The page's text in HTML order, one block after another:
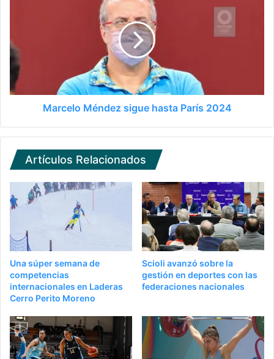
Marcelo Méndez sigue hasta París 2024
Artículos Relacionados
Una súper semana de
competencias
internacionales en Laderas
Cerro Perito Moreno
Scioli avanzó sobre la
gestión en deportes con las
federaciones nacionales